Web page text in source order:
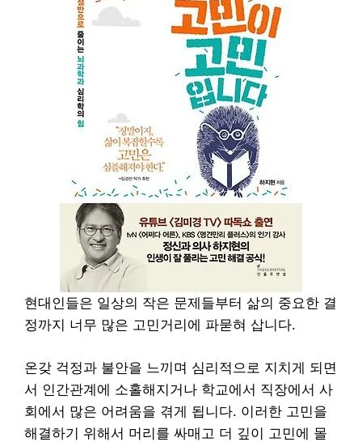
현대인들은 일상의 작은 문제들부터 삶의 중요한 결
정까지 너무 많은 고민거리에 파묻혀 삽니다.
온갖 걱정과 불안을 느끼며 심리적으로 지치게 되면
서 인간관계에 소홀해지거나 학교에서 직장에서 사
회에서 많은 어려움을 겪게 됩니다. 이러한 고민을
해결하기 위해서 머리를 싸매고 더 깊이 고민에 몰